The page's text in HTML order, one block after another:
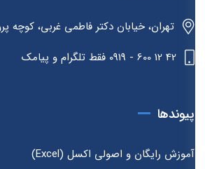
تهران، خیابان دکتر فاطمی غربی، کوچه
پیوندها
آموزش رایگان و اصولی اکسل (Excel)